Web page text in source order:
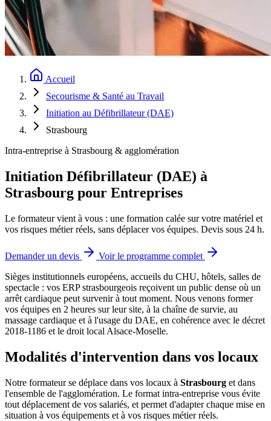
Accueil
Secourisme & Santé au Travail
Initiation au Défibrillateur (DAE)
Strasbourg
Intra-entreprise à Strasbourg & agglomération
Initiation Défibrillateur (DAE) à
Strasbourg pour Entreprises
Le formateur vient à vous : une formation calée sur votre matériel et
vos risques métier réels, sans déplacer vos équipes. Devis sous 24 h.
Demander un devis
Voir le programme complet
Sièges institutionnels européens, accueils du CHU, hôtels, salles de
spectacle : vos ERP strasbourgeois reçoivent un public dense où un
arrêt cardiaque peut survenir à tout moment. Nous venons former
vos équipes en 2 heures sur leur site, à la chaîne de survie, au
massage cardiaque et à l'usage du DAE, en cohérence avec le décret
2018-1186 et le droit local Alsace-Moselle.
Modalités d'intervention dans vos locaux
Notre formateur se déplace dans vos locaux à Strasbourg et dans
l'ensemble de l'agglomération. Le format intra-entreprise vous évite
tout déplacement de vos salariés, et permet d'adapter chaque mise en
situation à vos équipements et à vos risques métier réels.